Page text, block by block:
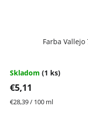
Farba
Skladom (1 ks)
€5,11
Jednotková
€28,39 / 100 ml